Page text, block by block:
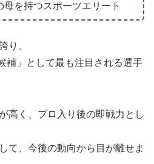
母を持つスポーツエリート
り、
補」として最も注目される選手
高く、プロ入り後の即戦力とし
て、今後の動向から目が離せま